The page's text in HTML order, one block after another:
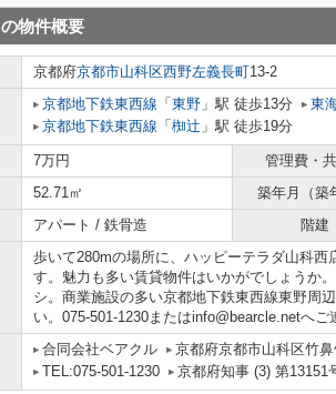
の物件概要
京都府京都市山科区西野左義長町13-2
京都地下鉄東西線 「 東野 」駅 徒歩13分 東
京都地下鉄東西線 「 椥辻 」駅 徒歩19分
7万円 管理費・
52.71㎡ 築年月（築
アパート / 鉄骨造 階建
歩いて280mの場所に、ハッピーテラダ山科
す。魅力も多い賃貸物件はいかがでしょうか
シ。商業施設の多い京都地下鉄東西線東野周
い。075-501-1230またはinfo@bearcle.netへご
合同会社ベアクル
京都府京都市山科区竹
TEL:075-501-1230
京都府知事 (3) 第13151